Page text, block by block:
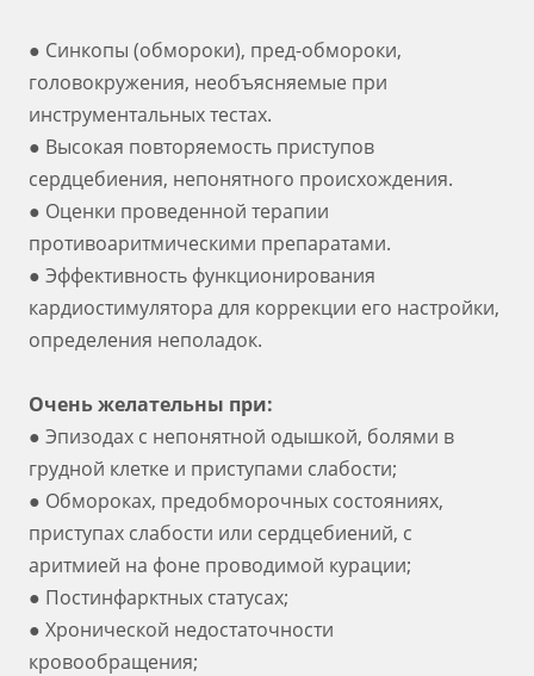
● Синкопы (обмороки), пред-обмороки,
головокружения, необъясняемые при
инструментальных тестах.
● Высокая повторяемость приступов
сердцебиения, непонятного происхождения.
● Оценки проведенной терапии
противоаритмическими препаратами.
● Эффективность функционирования
кардиостимулятора для коррекции его настройки,
определения неполадок.
Очень желательны при:
● Эпизодах с непонятной одышкой, болями в
грудной клетке и приступами слабости;
● Обмороках, предобморочных состояниях,
приступах слабости или сердцебиений, с
аритмией на фоне проводимой курации;
● Постинфарктных статусах;
● Хронической недостаточности
кровообращения;